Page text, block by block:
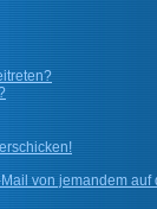
von jemandem